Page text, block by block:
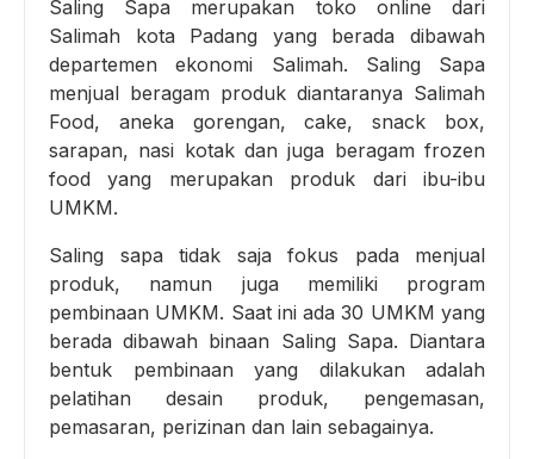
Saling Sapa merupakan toko online dari
Salimah kota Padang yang berada dibawah
departemen ekonomi Salimah. Saling Sapa
menjual beragam produk diantaranya Salimah
Food, aneka gorengan, cake, snack box,
sarapan, nasi kotak dan juga beragam frozen
food yang merupakan produk dari ibu-ibu
UMKM.
Saling sapa tidak saja fokus pada menjual
produk, namun juga memiliki program
pembinaan UMKM. Saat ini ada 30 UMKM yang
berada dibawah binaan Saling Sapa. Diantara
bentuk pembinaan yang dilakukan adalah
pelatihan desain produk, pengemasan,
pemasaran, perizinan dan lain sebagainya.